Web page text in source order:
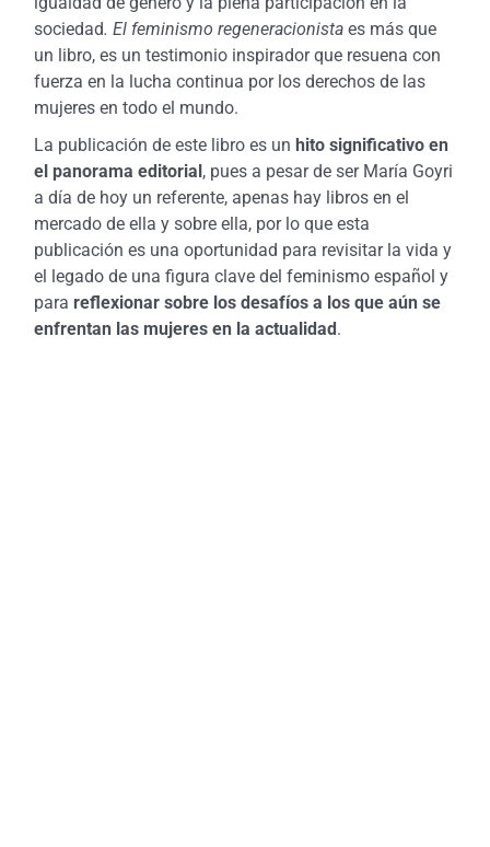
sociedad. El feminismo regeneracionistaes más que
un libro, es un testimonio inspirador que resuena con
fuerza en la lucha continua por los derechos de las
mujeres en todo el mundo.
La publicación de este libro es un hito significativo en
el panorama editorial, pues a pesar de ser María Goyri
a día de hoy un referente, apenas hay libros en el
mercado de ella y sobre ella, por lo que esta
publicación es una oportunidad para revisitar la vida y
el legado de una figura clave del feminismo español y
para reflexionar sobre los desafíos a los que aún se
enfrentan las mujeres en la actualidad.